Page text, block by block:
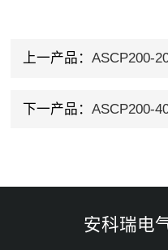
上一产品： ASCP200-
下一产品： ASCP200-
安科瑞电